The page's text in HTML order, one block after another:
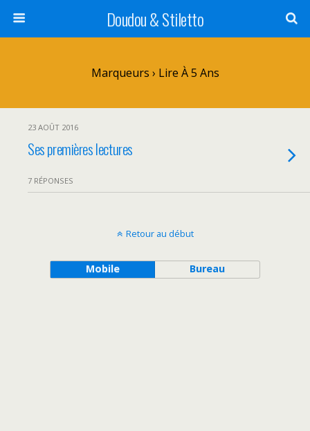
Doudou & Stiletto
Marqueurs › Lire À 5 Ans
23 AOÛT 2016
Ses premières lectures
7 RÉPONSES
Retour au début
Mobile Bureau